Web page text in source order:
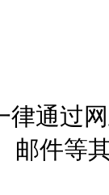
通过网
邮件等